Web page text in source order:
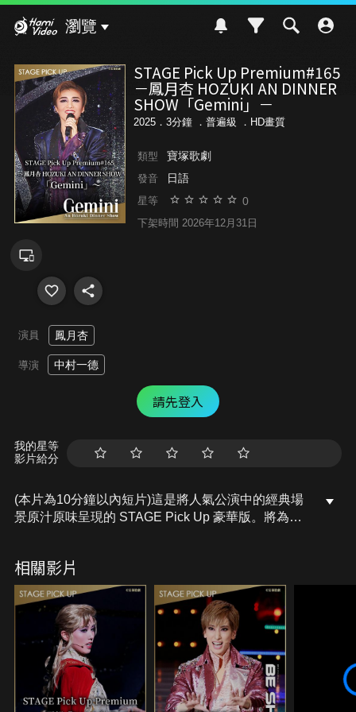
瀏覽
STAGE Pick Up Premium#165
－鳳月杏 HOZUKI AN DINNER
SHOW「Gemini」－
2025．3分鐘 ． 普遍級 ．HD畫質
類型 寶塚歌劇
發音 日語
星等 0
下架時間 2026年12月31日
演員 鳳月杏
導演 中村一德
請先登入
我的星等
影片給分
(本片為10分鐘以內短片)這是將人氣公演中的經典場
景原汁原味呈現的 STAGE Pick Up 豪華版。將為您
歌聲！
相關影片